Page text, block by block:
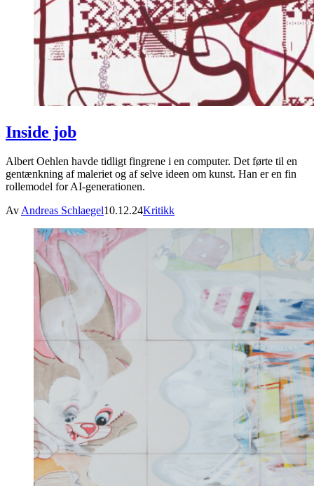
Inside job
Albert Oehlen havde tidligt fingrene i en computer. Det førte til en
gentænkning af maleriet og af selve ideen om kunst. Han er en fin
rollemodel for AI-generationen.
AvAndreas Schlaegel10.12.24Kritikk